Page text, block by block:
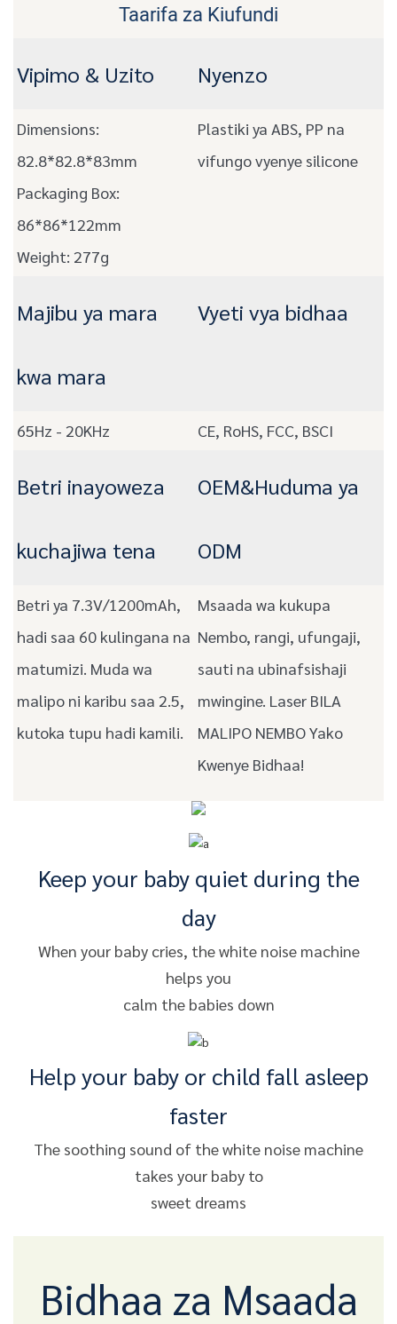
Taarifa za Kiufundi
Vipimo & Uzito Nyenzo
Dimensions:
82.8*82.8*83mm
Packaging Box:
86*86*122mm
Weight: 277g
Plastiki ya ABS, PP na
vifungo vyenye silicone
Majibu ya mara
kwa mara
Vyeti vya bidhaa
65Hz - 20KHz CE, RoHS, FCC, BSCI
Betri inayoweza
kuchajiwa tena
OEM&Huduma ya
ODM
Betri ya 7.3V/1200mAh,
hadi saa 60 kulingana na
matumizi. Muda wa
malipo ni karibu saa 2.5,
kutoka tupu hadi kamili.
Msaada wa kukupa
Nembo, rangi, ufungaji,
sauti na ubinafsishaji
mwingine. Laser BILA
MALIPO NEMBO Yako
Kwenye Bidhaa!
Keep your baby quiet during the
day
When your baby cries, the white noise machine
helps you
calm the babies down
Help your baby or child fall asleep
faster
The soothing sound of the white noise machine
takes your baby to
sweet dreams
Bidhaa za Msaada